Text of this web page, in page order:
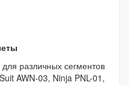
для различных сегментов
AWN-03, Ninja PNL-01,